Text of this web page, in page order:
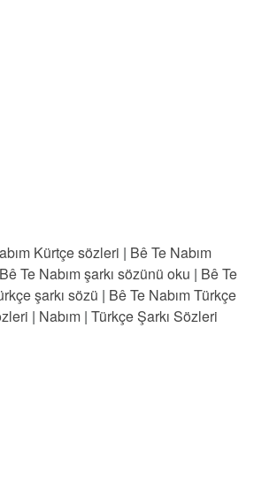
Kürtçe sözleri | Bê Te Nabım
Bê Te Nabım şarkı sözünü oku | Bê Te
şarkı sözü | Bê Te Nabım Türkçe
| Nabım | Türkçe Şarkı Sözleri